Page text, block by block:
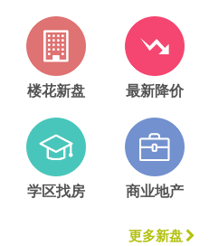
楼花新盘 最新降价
学区找房 商业地产
更多新盘